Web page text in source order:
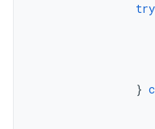
try
}